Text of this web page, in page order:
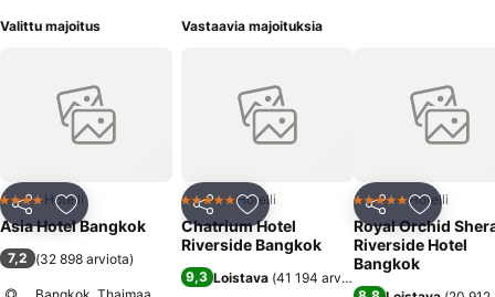
Hotelli rakennettiin vuonna 1966. Hotellin vastaanotto palvelee 24 h
pienille lapsille. Matkailijat eivät häiriinny oleskelunsa aikana, sillä
majoitus ei ole lemmikkiystävällinen. Autolla saapuvat vieraat voivat
tarvittaessa käyttää pysäköintialuetta. Illallispaikka kutsuu
ilmapiirissä. Majoituspaikka tarjoaa omat kokoustilat, jotka sopivat
kaikenlaisten seminaarien, koulutusten tai kokousten järjestämiseen.
Hotelli saattaa veloittaa lisämaksun joistain palveluista.
Valittu majoitus
Jaa Lisää suosikkeihin
4 Tähtiluokitus
Hotelli
Asia Hotel Bangkok
7,2 (32 898 arviota)
Vastaavia majoituksia
Jaa Lisää suosikkeihin
5 Tähtiluokitus
Hotelli
Chatrium Hotel
Riverside Bangkok
9,3 Loistava (41 194 arviota
Jaa Lisää
5 Tähtiluokitus
Hotelli
Royal Orchid
Riverside Hotel
Bangkok